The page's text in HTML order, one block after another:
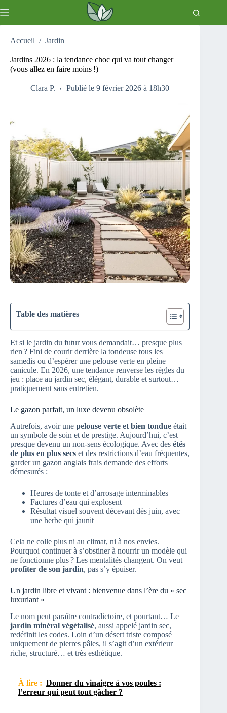
au
Accueil / Jardin
Jardins 2026 : la tendance choc qui va tout changer
(vous allez en faire moins !)
Clara P. Publié le 9 février 2026 à 18h30
Table des matières
Et si le jardin du futur vous demandait… presque plus
rien ? Fini de courir derrière la tondeuse tous les
samedis ou d’espérer une pelouse verte en pleine
canicule. En 2026, une tendance renverse les règles du
jeu : place au jardin sec, élégant, durable et surtout…
pratiquement sans entretien.
Le gazon parfait, un luxe devenu obsolète
Autrefois, avoir une pelouse verte et bien tondue était
un symbole de soin et de prestige. Aujourd’hui, c’est
presque devenu un non-sens écologique. Avec des étés
de plus en plus secs et des restrictions d’eau fréquentes,
garder un gazon anglais frais demande des efforts
démesurés :
Heures de tonte et d’arrosage interminables
Factures d’eau qui explosent
Résultat visuel souvent décevant dès juin, avec
une herbe qui jaunit
Cela ne colle plus ni au climat, ni à nos envies.
Pourquoi continuer à s’obstiner à nourrir un modèle qui
ne fonctionne plus ? Les mentalités changent. On veut
profiter de son jardin, pas s’y épuiser.
Un jardin libre et vivant : bienvenue dans l’ère du « sec
luxuriant »
Le nom peut paraître contradictoire, et pourtant… Le
jardin minéral végétalisé, aussi appelé jardin sec,
redéfinit les codes. Loin d’un désert triste composé
uniquement de pierres pâles, il s’agit d’un extérieur
riche, structuré… et très esthétique.
À lire : Donner du vinaigre à vos poules :
l’erreur qui peut tout gâcher ?